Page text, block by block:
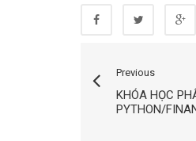
Previous
KHÓA HỌC
PYTHON/